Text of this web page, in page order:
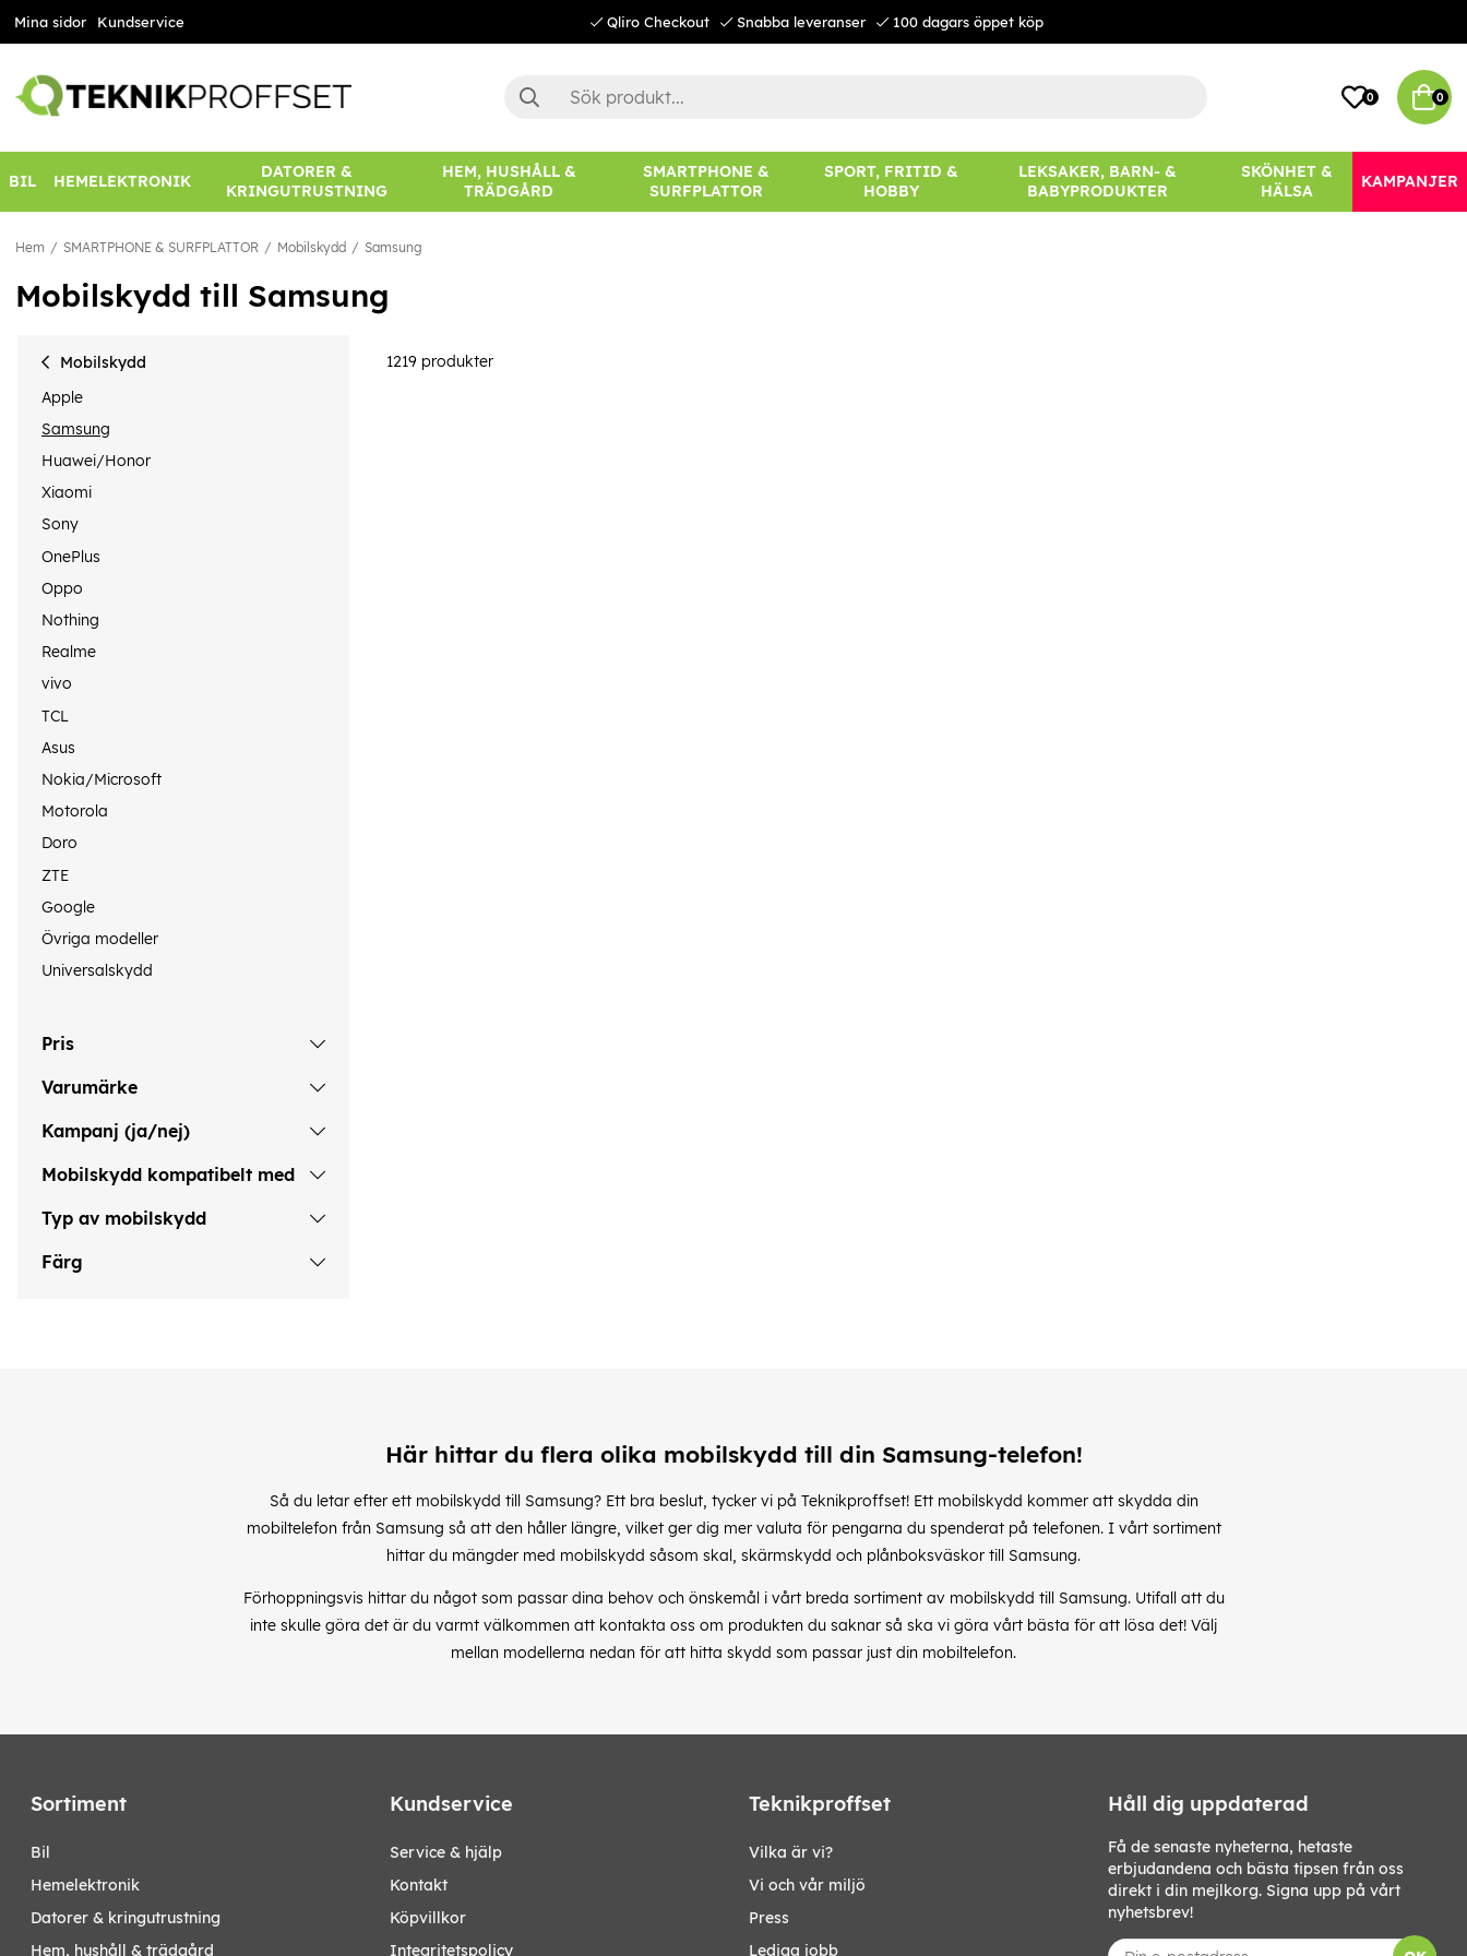
Mina sidor Kundservice Qliro Checkout Snabba leveranser 100 dagars öppet köp
0 0
BIL HEMELEKTRONIK
DATORER &
KRINGUTRUSTNING
HEM, HUSHÅLL &
TRÄDGÅRD
SMARTPHONE &
SURFPLATTOR
SPORT, FRITID &
HOBBY
LEKSAKER, BARN- &
BABYPRODUKTER
SKÖNHET &
HÄLSA
KAMPANJER
Hem SMARTPHONE & SURFPLATTOR Mobilskydd Samsung
Mobilskydd till Samsung
Mobilskydd
Apple
Samsung
Huawei/Honor
Xiaomi
Sony
OnePlus
Oppo
Nothing
Realme
vivo
TCL
Asus
Nokia/Microsoft
Motorola
Doro
ZTE
Google
Övriga modeller
Universalskydd
Pris
Varumärke
Kampanj (ja/nej)
Mobilskydd kompatibelt med
Typ av mobilskydd
Färg
1219 produkter
Här hittar du flera olika mobilskydd till din Samsung-telefon!
Så du letar efter ett mobilskydd till Samsung? Ett bra beslut, tycker vi på Teknikproffset! Ett mobilskydd kommer att skydda din
mobiltelefon från Samsung så att den håller längre, vilket ger dig mer valuta för pengarna du spenderat på telefonen. I vårt sortiment
hittar du mängder med mobilskydd såsom skal, skärmskydd och plånboksväskor till Samsung.
Förhoppningsvis hittar du något som passar dina behov och önskemål i vårt breda sortiment av mobilskydd till Samsung. Utifall att du
inte skulle göra det är du varmt välkommen att kontakta oss om produkten du saknar så ska vi göra vårt bästa för att lösa det! Välj
mellan modellerna nedan för att hitta skydd som passar just din mobiltelefon.
Sortiment
bil
hemelektronik
datorer & kringutrustning
hem, hushåll & trädgård
Kundservice
Service & hjälp
Kontakt
Köpvillkor
Integritetspolicy
Teknikproffset
Vilka är vi?
Vi och vår miljö
Press
Lediga jobb
Håll dig uppdaterad
Få de senaste nyheterna, hetaste
erbjudandena och bästa tipsen från oss
direkt i din mejlkorg. Signa upp på vårt
nyhetsbrev!